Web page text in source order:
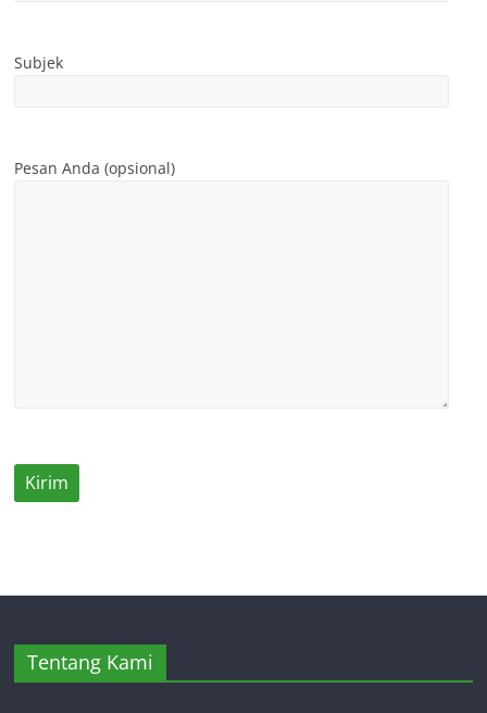
Subjek
Pesan Anda (opsional)
Tentang Kami